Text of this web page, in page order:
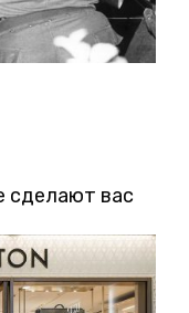
сделают вас